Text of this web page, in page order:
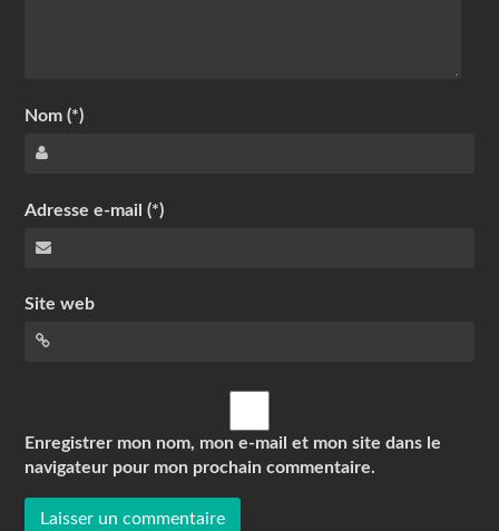
Nom (*)
Adresse e-mail (*)
Site web
Enregistrer mon nom, mon e-mail et mon site dans le
navigateur pour mon prochain commentaire.